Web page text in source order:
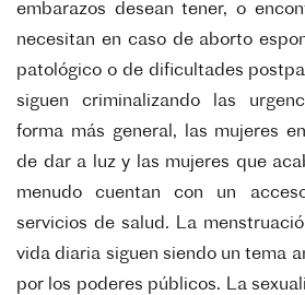
embarazos desean tener, o
necesitan en caso de aborto
patológico o de dificultades
siguen criminalizando las
forma más general, las mujeres
de dar a luz y las mujeres que
menudo cuentan con un
servicios de salud. La
vida diaria siguen siendo un tema
por los poderes públicos. La